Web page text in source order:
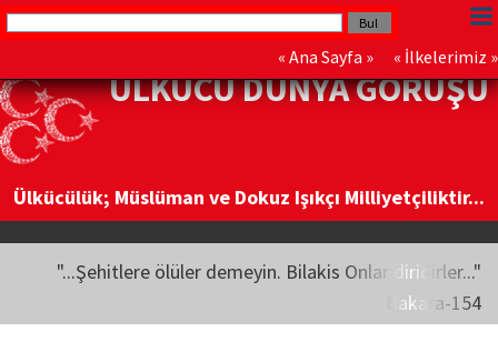
« Ana Sayfa » « İlkelerimiz »
ÜLKÜCÜ DÜNYA GÖRÜŞÜ
Ülkücülük; Müslüman ve Dokuz Işıkçı Milliyetçiliktir...
"...Şehitlere ölüler demeyin. Bilakis Onlar diridirler..."
Bakara-154